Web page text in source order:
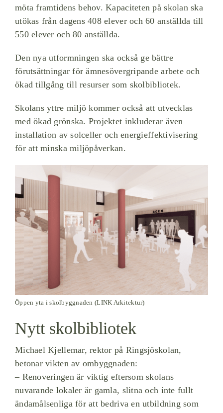
möta framtidens behov. Kapaciteten på skolan ska
utökas från dagens 408 elever och 60 anställda till
550 elever och 80 anställda.
Den nya utformningen ska också ge bättre
förutsättningar för ämnesövergripande arbete och
ökad tillgång till resurser som skolbibliotek.
Skolans yttre miljö kommer också att utvecklas
med ökad grönska. Projektet inkluderar även
installation av solceller och energieffektivisering
för att minska miljöpåverkan.
Öppen yta i skolbyggnaden (LINK Arkitektur)
Nytt skolbibliotek
Michael Kjellemar, rektor på Ringsjöskolan,
betonar vikten av ombyggnaden:
– Renoveringen är viktig eftersom skolans
nuvarande lokaler är gamla, slitna och inte fullt
ändamålsenliga för att bedriva en utbildning som